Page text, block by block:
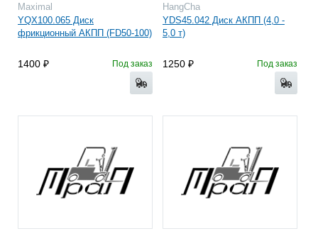
Maximal
YQX100.065 Диск
фрикционный АКПП (FD50-100)
1400 Под заказ
HangCha
YDS45.042 Диск АКПП (4,0 -
5,0 т)
1250 Под заказ